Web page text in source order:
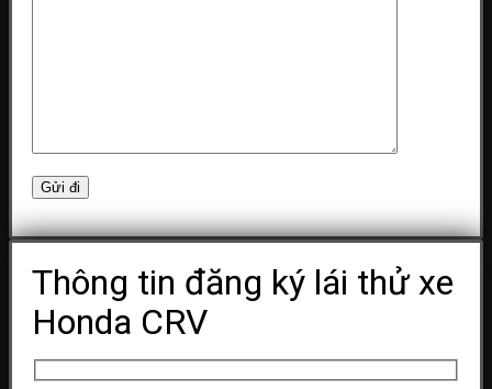
Thông tin đăng ký lái thử xe
Honda CRV